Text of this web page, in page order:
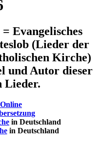
Evangelisches
(Lieder der
Kirche)
und Autor dieser
Lieder.
in Deutschland
in Deutschland